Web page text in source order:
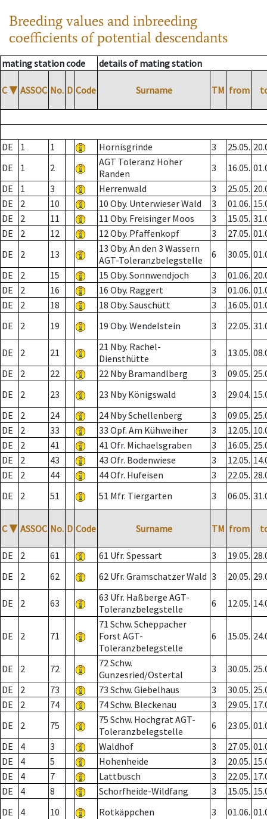
Breeding values and inbreeding
coefficients of potential descendants
mating station code details of mating station
C ▼ ASSOC No. D Code Surname TM from
DE 1 1 Hornisgrinde 3 25.05.
DE
1 2
AGT Toleranz Hoher
Randen
3 16.05.
DE
1 3 Herrenwald 3 25.05.
DE
2 10 10 Oby. Unterwieser Wald 3 01.06.
DE
2 11 11 Oby. Freisinger Moos 3 15.05.
DE
2 12 12 Oby. Pfaffenkopf 3 27.05.
DE
2 13
13 Oby. An den 3 Wassern
AGT-Toleranzbelegstelle
6 30.05.
DE
2 15 15 Oby. Sonnwendjoch 3 01.06.
DE
2 16 16 Oby. Raggert 3 01.06.
DE
2 18 18 Oby. Sauschütt 3 16.05.
DE
2 19 19 Oby. Wendelstein 3 22.05.
DE 2 21
21 Nby. Rachel-
Diensthütte
3 13.05.
DE
2 22 22 Nby Bramandlberg 3 09.05.
DE
2 23 23 Nby Königswald 3 29.04.
DE
2 24 24 Nby Schellenberg 3 09.05.
DE
2 33 33 Opf. Am Kühweiher 3 12.05.
DE
2 41 41 Ofr. Michaelsgraben 3 16.05.
DE
2 43 43 Ofr. Bodenwiese 3 12.05.
DE
2 44 44 Ofr. Hufeisen 3 22.05.
DE
2 51 51 Mfr. Tiergarten 3 06.05.
C ▼ ASSOC No. D Code Surname TM from
DE 2 61 61 Ufr. Spessart 3 19.05.
DE
2 62 62 Ufr. Gramschatzer Wald 3 20.05.
DE 2 63
63 Ufr. Haßberge AGT-
Toleranzbelegstelle
6 12.05.
DE 2 71
71 Schw. Scheppacher
Forst AGT-
Toleranzbelegstelle
6 15.05.
DE 2 72
72 Schw.
Gunzesried/Ostertal
3 30.05.
DE
2 73 73 Schw. Giebelhaus 3 30.05.
DE
2 74 74 Schw. Bleckenau 3 29.05.
DE
2 75
75 Schw. Hochgrat AGT-
Toleranzbelegstelle
6 23.05.
DE
4 3 Waldhof 3 27.05.
DE
4 5 Hohenheide 3 20.05.
DE
4 7 Lattbusch 3 22.05.
DE
4 8 Schorfheide-Wildfang 3 15.05.
DE
4 10 Rotkäppchen 3 01.06.